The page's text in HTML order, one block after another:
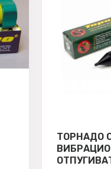
ТОРНАДО